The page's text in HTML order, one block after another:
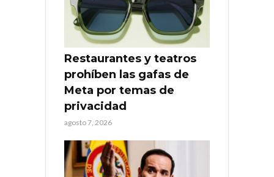
Restaurantes y teatros
prohíben las gafas de
Meta por temas de
privacidad
agosto 7, 2026